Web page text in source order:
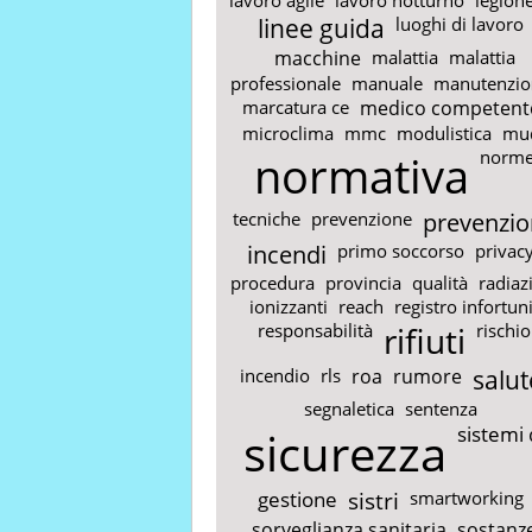
linee guida luoghi di lavoro
macchine malattia malattia
professionale manuale
marcatura ce medico
microclima mmc modulistica
normativa
tecniche prevenzione
incendi primo soccorso
procedura provincia qualità
ionizzanti reach registro infortuni
responsabilità rifiuti rischio
incendio rls roa rumore
segnaletica sentenza
sicurezza sistemi
gestione sistri smartworking